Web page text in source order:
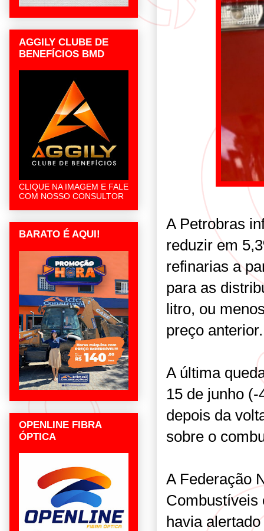
A Petrobras
reduzir em
refinarias a
para as
litro, ou
preço anterior.
A última
15 de junho
depois da
sobre o
A Federação
Combustíveis
havia
AGGILY CLUBE DE
BENEFÍCIOS BMD
CLIQUE NA IMAGEM E FALE
COM NOSSO CONSULTOR
BARATO É AQUI!
OPENLINE FIBRA
ÓPTICA